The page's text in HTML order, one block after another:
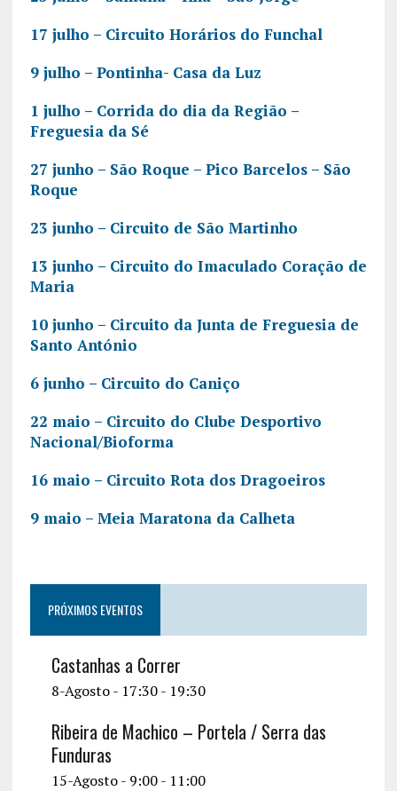
17 julho – Circuito Horários do Funchal
9 julho – Pontinha- Casa da Luz
1 julho – Corrida do dia da Região –
Freguesia da Sé
27 junho – São Roque – Pico Barcelos – São
Roque
23 junho – Circuito de São Martinho
13 junho – Circuito do Imaculado Coração de
Maria
10 junho – Circuito da Junta de Freguesia de
Santo António
6 junho – Circuito do Caniço
22 maio – Circuito do Clube Desportivo
Nacional/Bioforma
16 maio – Circuito Rota dos Dragoeiros
9 maio – Meia Maratona da Calheta
PRÓXIMOS EVENTOS
Castanhas a Correr
8-Agosto - 17:30- 19:30
Ribeira de Machico – Portela / Serra das
Funduras
15-Agosto - 9:00- 11:00